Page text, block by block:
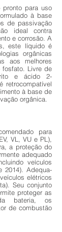
pronto para uso
à base
de passivação
ideal contra
e corrosão. A
este líquido é
orgânicas
aos melhores
fosfato. Livre de
e ácido 2-
retrocompatível
à base de
orgânica.
para
VL, VU e PL),
a proteção do
adequado
veículos
2014). Adequa-
elétricos
Seu conjunto
proteger as
bateria, os
de combustão